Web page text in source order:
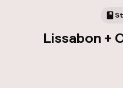
Lissabon +